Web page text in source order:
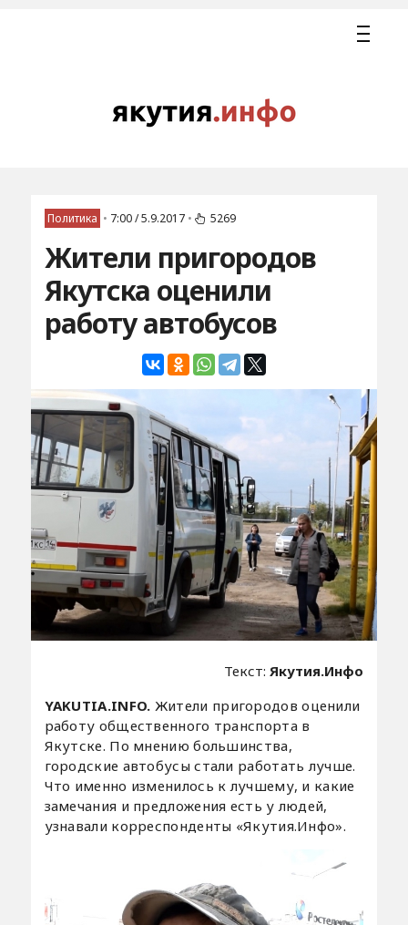
Политика • 7:00 / 5.9.2017 • 5269
Жители пригородов
Якутска оценили
работу автобусов
Текст:Якутия.Инфо
YAKUTIA.INFO. Жители пригородов оценили
работу общественного транспорта в
Якутске. По мнению большинства,
городские автобусы стали работать лучше.
Что именно изменилось к лучшему, и какие
замечания и предложения есть у людей,
узнавали корреспонденты «Якутия.Инфо».